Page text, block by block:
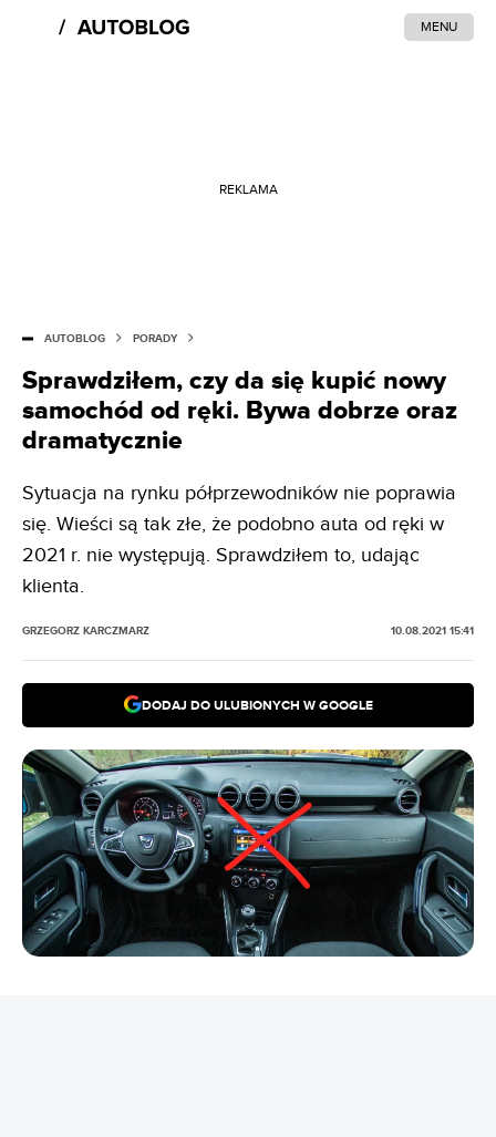
MENU
REKLAMA
AUTOBLOG PORADY
Sprawdziłem, czy da się kupić nowy
samochód od ręki. Bywa dobrze oraz
dramatycznie
Sytuacja na rynku półprzewodników nie poprawia
się. Wieści są tak złe, że podobno auta od ręki w
2021 r. nie występują. Sprawdziłem to, udając
klienta.
GRZEGORZ KARCZMARZ 10.08.2021 15:41
DODAJ DO ULUBIONYCH W GOOGLE